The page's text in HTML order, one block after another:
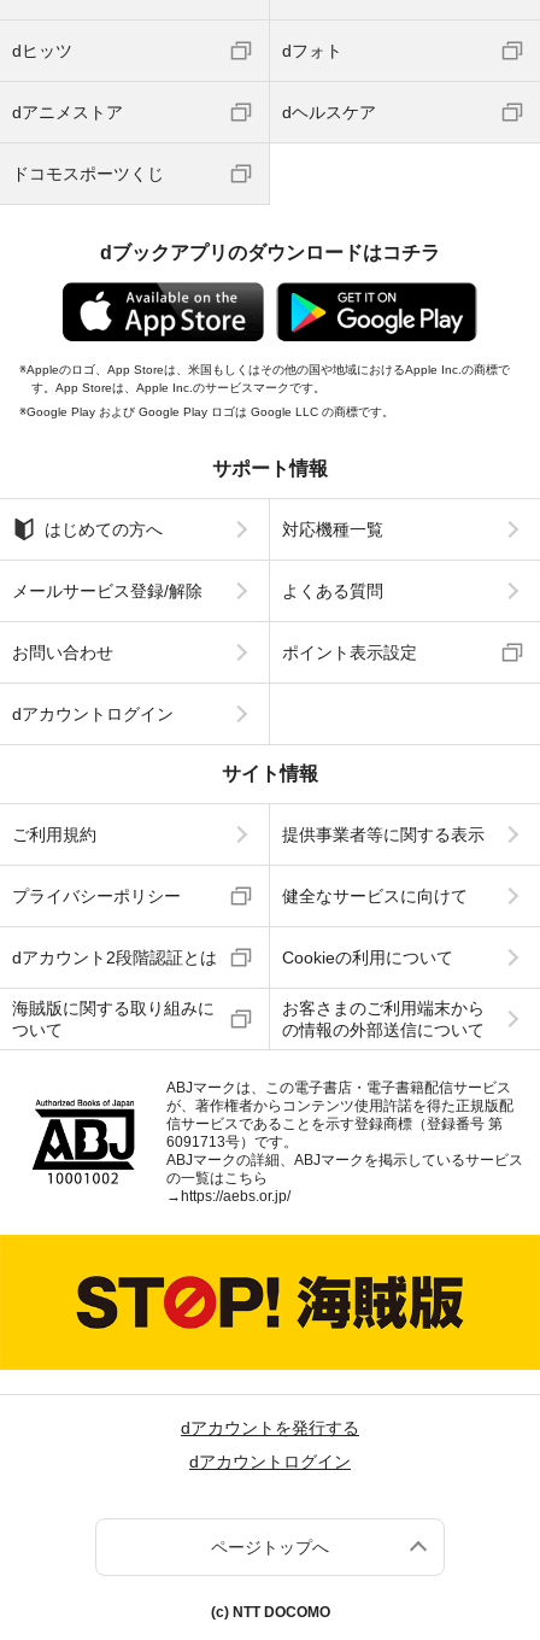
dヒッツ dフォト
dアニメストア dヘルスケア
ドコモスポーツくじ
dブックアプリのダウンロードはコチラ
Appleのロゴ、App Storeは、米国もしくはその他の国や地域におけるApple Inc.の商標で
す。App Storeは、Apple Inc.のサービスマークです。
Google Play および Google Play ロゴは Google LLC の商標です。
サポート情報
はじめての方へ 対応機種一覧
メールサービス登録/解除 よくある質問
お問い合わせ ポイント表示設定
dアカウントログイン
サイト情報
ご利用規約 提供事業者等に関する表示
プライバシーポリシー 健全なサービスに向けて
dアカウント2段階認証とは Cookieの利用について
海賊版に関する取り組みに
ついて
お客さまのご利用端末から
の情報の外部送信について
ABJマークは、この電子書店・電子書籍配信サービス
が、著作権者からコンテンツ使用許諾を得た正規版配
信サービスであることを示す登録商標（登録番号 第
6091713号）です。
ABJマークの詳細、ABJマークを掲示しているサービス
の一覧はこちら
→https://aebs.or.jp/
dアカウントを発行する
dアカウントログイン
ページトップへ
(c) NTT DOCOMO